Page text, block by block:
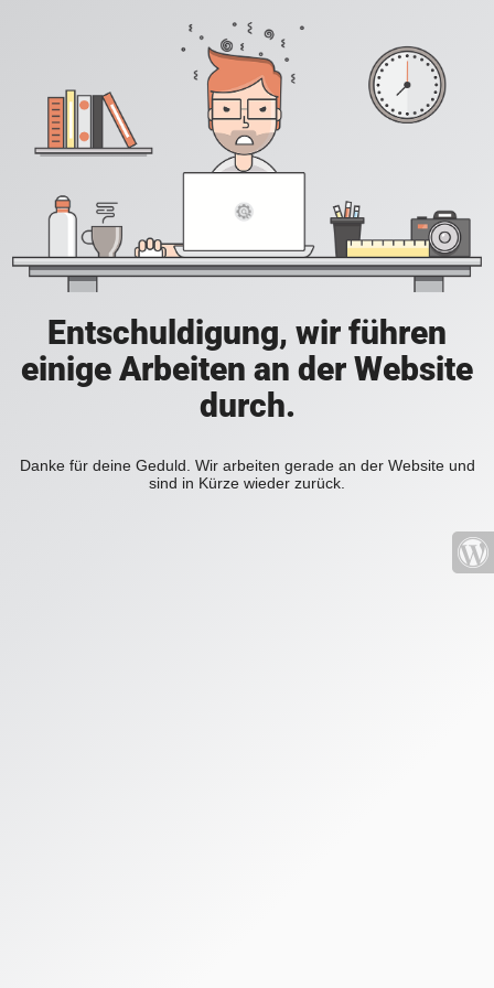
Entschuldigung, wir führen
einige Arbeiten an der Website
durch.
Danke für deine Geduld. Wir arbeiten gerade an der Website und
sind in Kürze wieder zurück.